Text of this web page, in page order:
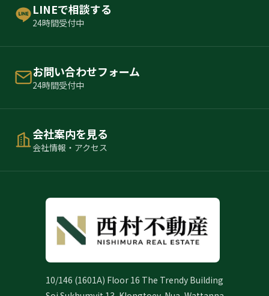
LINEで相談する
24時間受付中
お問い合わせフォーム
24時間受付中
会社案内を見る
会社情報・アクセス
10/146 (1601A) Floor 16 The Trendy Building